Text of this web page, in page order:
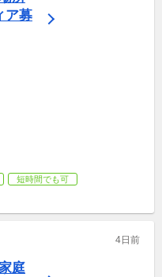
ア募
短時間でも可
4日前
庭